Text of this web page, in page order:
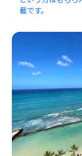
載です。